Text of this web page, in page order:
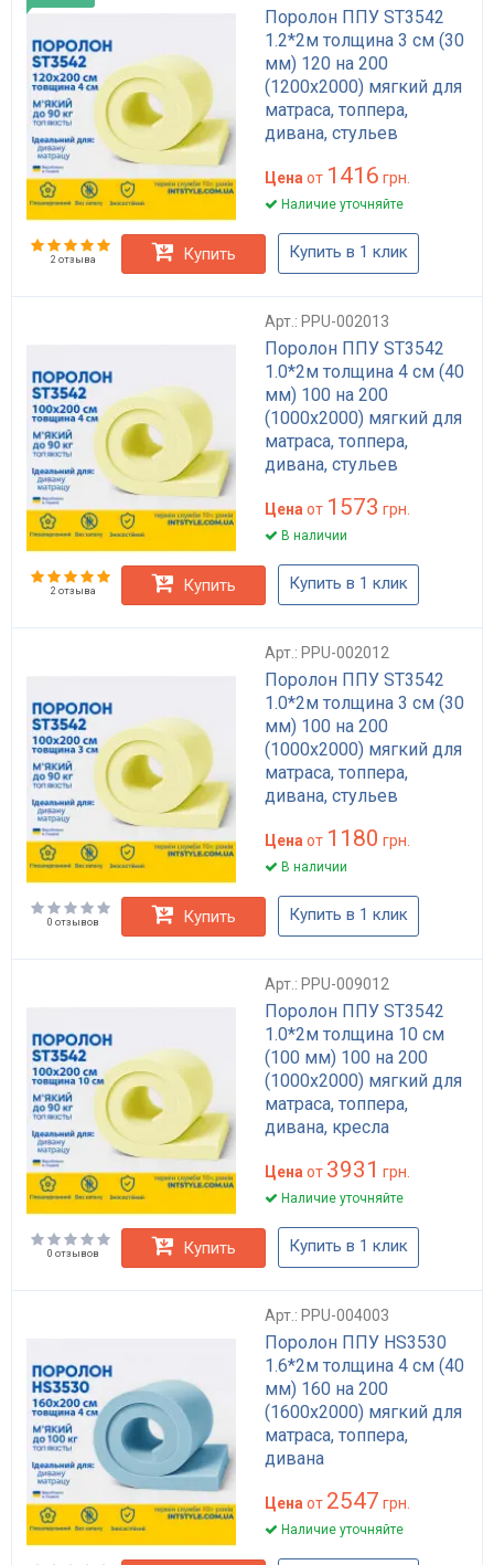
Поролон ППУ ST3542
1.2*2м толщина 3 см (30
мм) 120 на 200
(1200х2000) мягкий для
матраса, топпера,
дивана, стульев
Цена от 1416 грн.
Наличие уточняйте
2 отзыва Купить Купить в 1 клик
Арт.: PPU-002013
Поролон ППУ ST3542
1.0*2м толщина 4 см (40
мм) 100 на 200
(1000х2000) мягкий для
матраса, топпера,
дивана, стульев
Цена от 1573 грн.
В наличии
2 отзыва Купить Купить в 1 клик
Арт.: PPU-002012
Поролон ППУ ST3542
1.0*2м толщина 3 см (30
мм) 100 на 200
(1000х2000) мягкий для
матраса, топпера,
дивана, стульев
Цена от 1180 грн.
В наличии
0 отзывов Купить Купить в 1 клик
Арт.: PPU-009012
Поролон ППУ ST3542
1.0*2м толщина 10 см
(100 мм) 100 на 200
(1000х2000) мягкий для
матраса, топпера,
дивана, кресла
Цена от 3931 грн.
Наличие уточняйте
0 отзывов Купить Купить в 1 клик
Арт.: PPU-004003
Поролон ППУ HS3530
1.6*2м толщина 4 см (40
мм) 160 на 200
(1600х2000) мягкий для
матраса, топпера,
дивана
Цена от 2547 грн.
Наличие уточняйте